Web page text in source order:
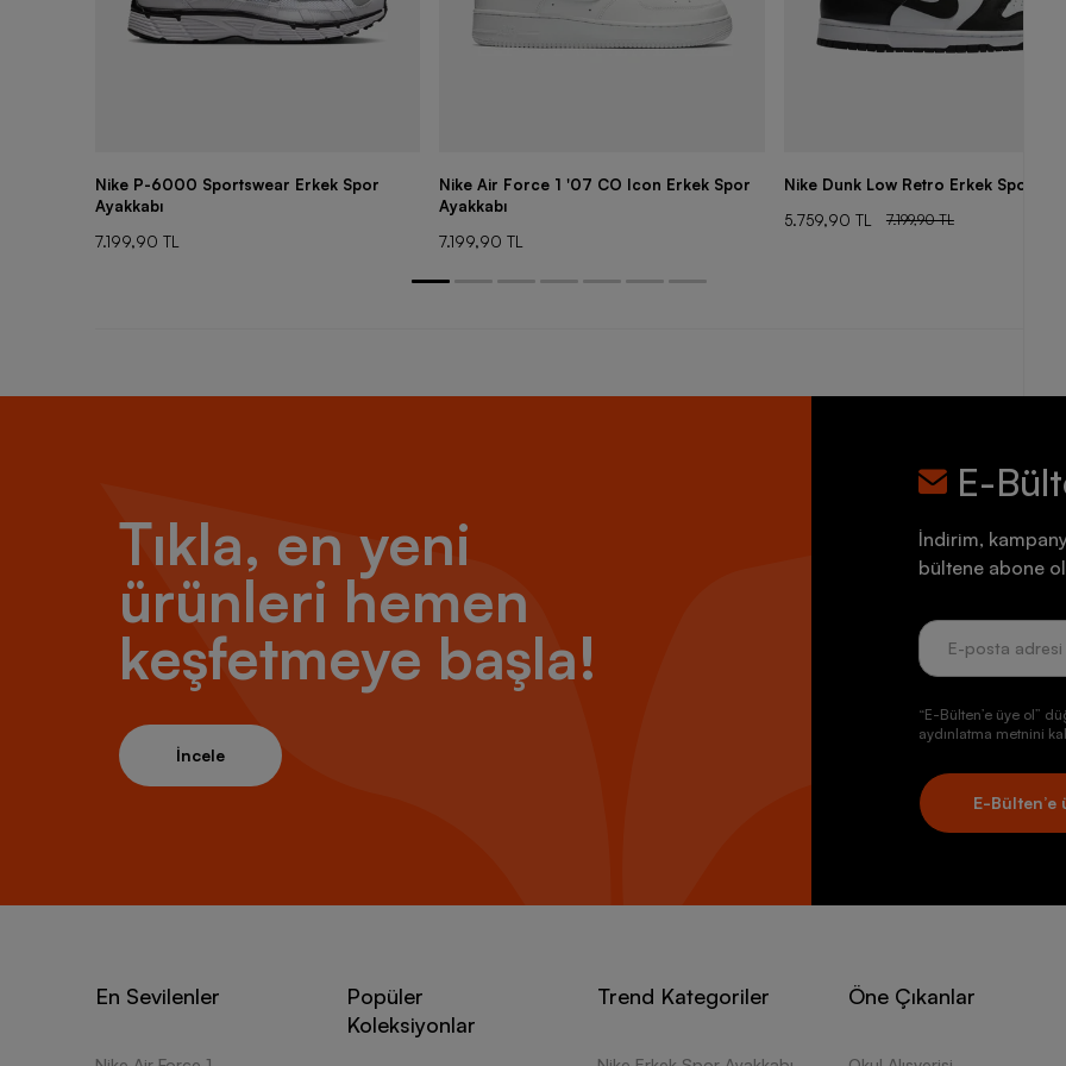
Nike P-6000 Sportswear Erkek Spor
Ayakkabı
7.199,90 TL
Nike Air Force 1 '07 CO Icon Erkek Spor
Ayakkabı
7.199,90 TL
Nike Dunk Low Retro Erkek Spor
5.759,90 TL
7.199,90 TL
Tıkla, en yeni
ürünleri hemen
keşfetmeye başla!
İncele
E-
İndirim,
bültene abone
“E-Bülten’e üye ol”
aydınlatma metnini
E-Bülten’e
En Sevilenler
Popüler
Koleksiyonlar
Trend Kategoriler Öne Çıkanlar